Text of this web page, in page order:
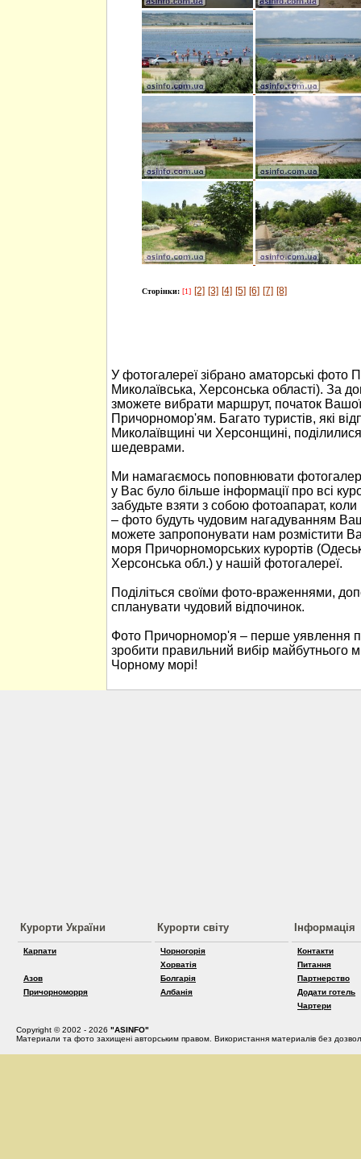
Сторінки: [1] [2] [3] [4] [5] [6] [7] [8]
У фотогалереї зібрано аматорські фото
Миколаївська, Херсонська області). За
зможете вибрати маршрут, початок
Причорномор'ям. Багато туристів, які
Миколаївщині чи Херсонщині,
шедеврами.
Ми намагаємось поповнювати
у Вас було більше інформації про всі
забудьте взяти з собою фотоапарат,
– фото будуть чудовим нагадуванням
можете запропонувати нам розмістити
моря Причорноморських курортів
Херсонська обл.) у нашій фотогалереї.
Поділіться своїми фото-враженнями,
спланувати чудовий відпочинок.
Фото Причорномор'я – перше уявлення
зробити правильний вибір майбутнього
Чорному морі!
Курорти України
Карпати
Азов
Причорноморря
Курорти світу
Чорногорія
Хорватія
Болгарія
Албанія
Інформація
Контакти
Питання
Партнерство
Додати готель
Чартери
Copyright © 2002 - 2026 "ASINFO"
Материали та фото захищені авторським правом. Використання материалів без